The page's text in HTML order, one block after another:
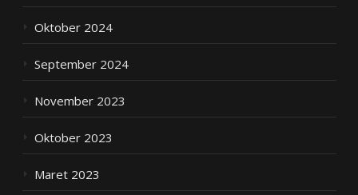
Oktober 2024
September 2024
November 2023
Oktober 2023
Maret 2023